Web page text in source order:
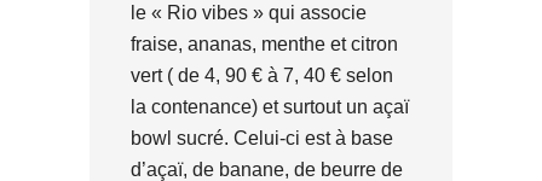
le « Rio vibes » qui associe
fraise, ananas, menthe et citron
vert ( de 4, 90 € à 7, 40 € selon
la contenance) et surtout un açaï
bowl sucré. Celui-ci est à base
d’açaï, de banane, de beurre de